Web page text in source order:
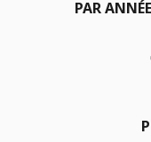
PAR ANNÉE